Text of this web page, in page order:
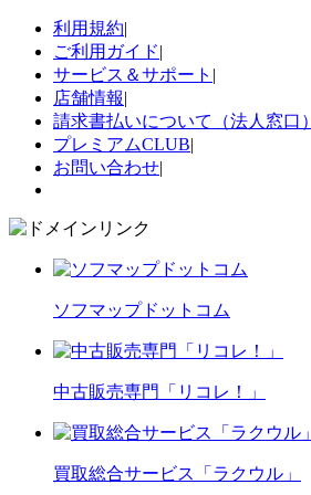
利用規約|
ご利用ガイド|
サービス＆サポート |
店舗情報|
請求書払いについて（法人窓口）
プレミアムCLUB|
お問い合わせ|
ソフマップドットコム
中古販売専門「リコレ！」
買取総合サービス「ラクウル」